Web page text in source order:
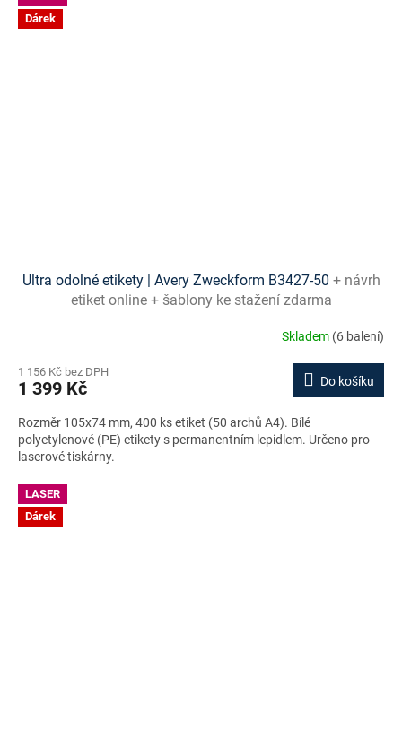
Dárek
Ultra odolné etikety | Avery Zweckform B3427-50 + návrh
etiket online + šablony ke stažení zdarma
Skladem (6 balení)
1 156 Kč bez DPH
1 399 Kč Do košíku
Rozměr 105x74 mm, 400 ks etiket (50 archů A4). Bílé
polyetylenové (PE) etikety s permanentním lepidlem. Určeno pro
laserové tiskárny.
LASER
Dárek